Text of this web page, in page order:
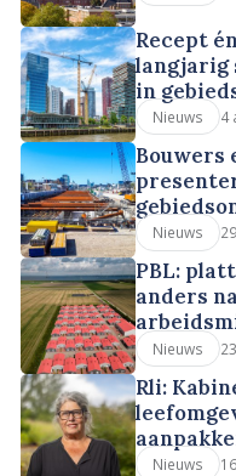
Recept
langjarig
in
Nieuws 4
Bouwers
Nieuws
PBL:
anders
Nieuws
Rli:
Nieuws